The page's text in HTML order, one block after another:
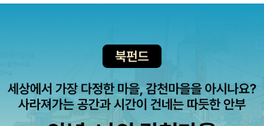
252023. dec.#재와빨강 #편혜영